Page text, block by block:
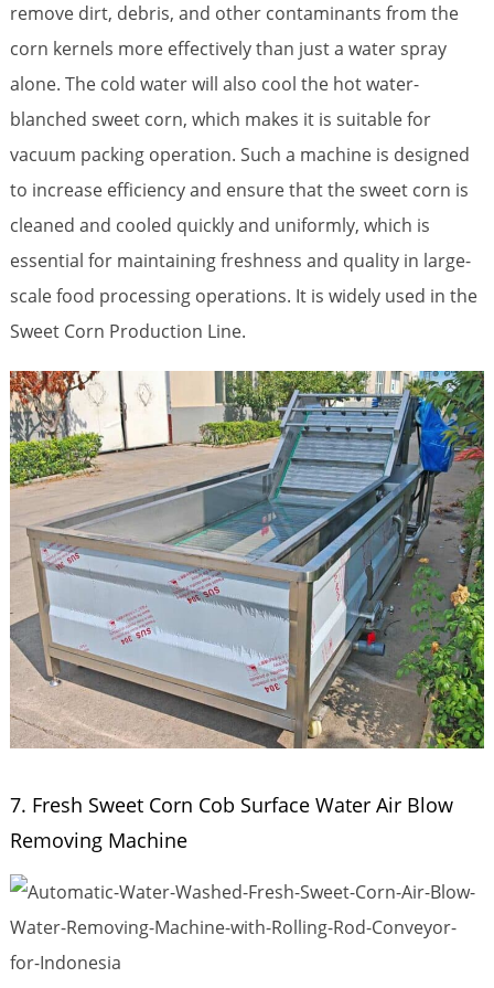
remove dirt, debris, and other contaminants from the
corn kernels more effectively than just a water spray
alone. The cold water will also cool the hot water-
blanched sweet corn, which makes it is suitable for
vacuum packing operation. Such a machine is designed
to increase efficiency and ensure that the sweet corn is
cleaned and cooled quickly and uniformly, which is
essential for maintaining freshness and quality in large-
scale food processing operations. It is widely used in the
Sweet Corn Production Line.
7. Fresh Sweet Corn Cob Surface Water Air Blow
Removing Machine